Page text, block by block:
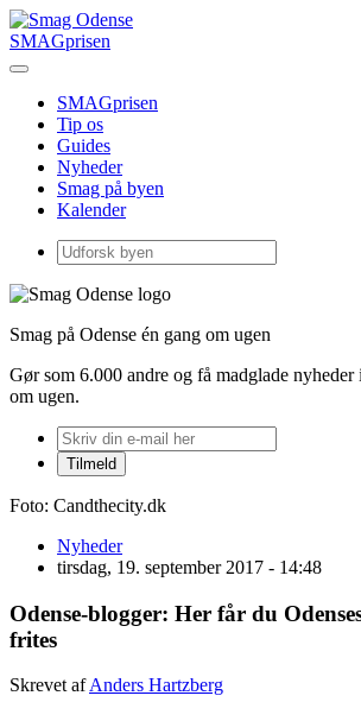
SMAGprisen
SMAGprisen
Tip os
Guides
Nyheder
Smag på byen
Kalender
Smag på Odense én gang om ugen
Gør som 6.000 andre og få madglade
om ugen.
Foto: Candthecity.dk
Nyheder
tirsdag, 19. september 2017 - 14:48
Odense-blogger: Her får du
frites
Skrevet afAnders Hartzberg